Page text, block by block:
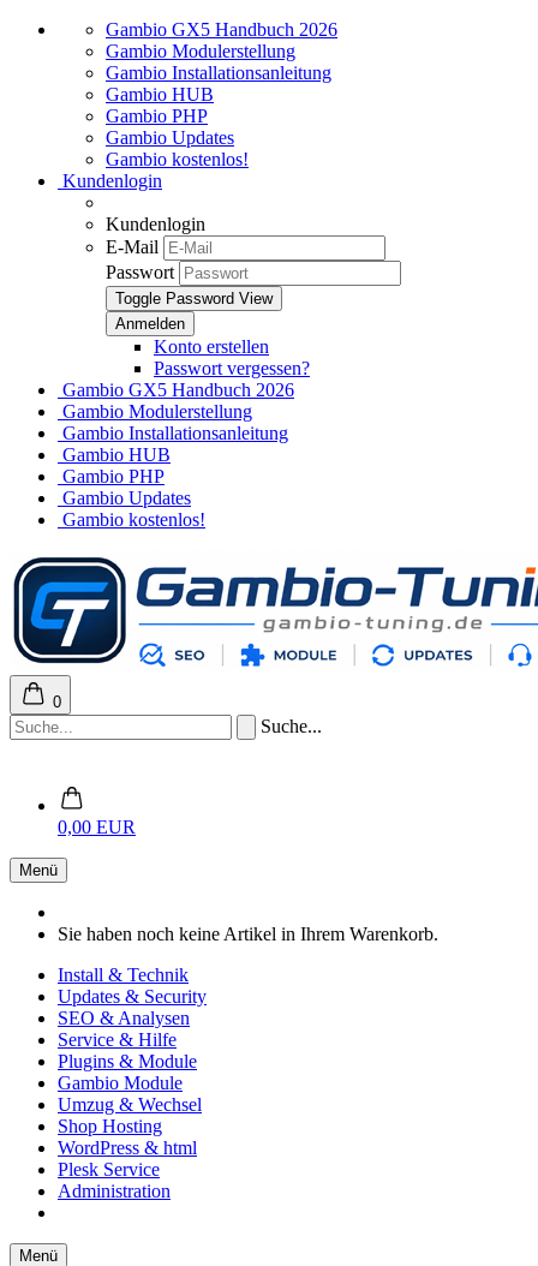
Gambio GX5 Handbuch 2026
Gambio Modulerstellung
Gambio Installationsanleitung
Gambio HUB
Gambio PHP
Gambio Updates
Gambio kostenlos!
Kundenlogin
Kundenlogin
E-Mail
Passwort
Toggle Password View
Konto erstellen
Passwort vergessen?
Gambio GX5 Handbuch 2026
Gambio Modulerstellung
Gambio Installationsanleitung
Gambio HUB
Gambio PHP
Gambio Updates
Gambio kostenlos!
0
Suche...
0,00 EUR
Menü
Sie haben noch keine Artikel in Ihrem Warenkorb.
Install & Technik
Updates & Security
SEO & Analysen
Service & Hilfe
Plugins & Module
Gambio Module
Umzug & Wechsel
Shop Hosting
WordPress & html
Plesk Service
Administration
Menü